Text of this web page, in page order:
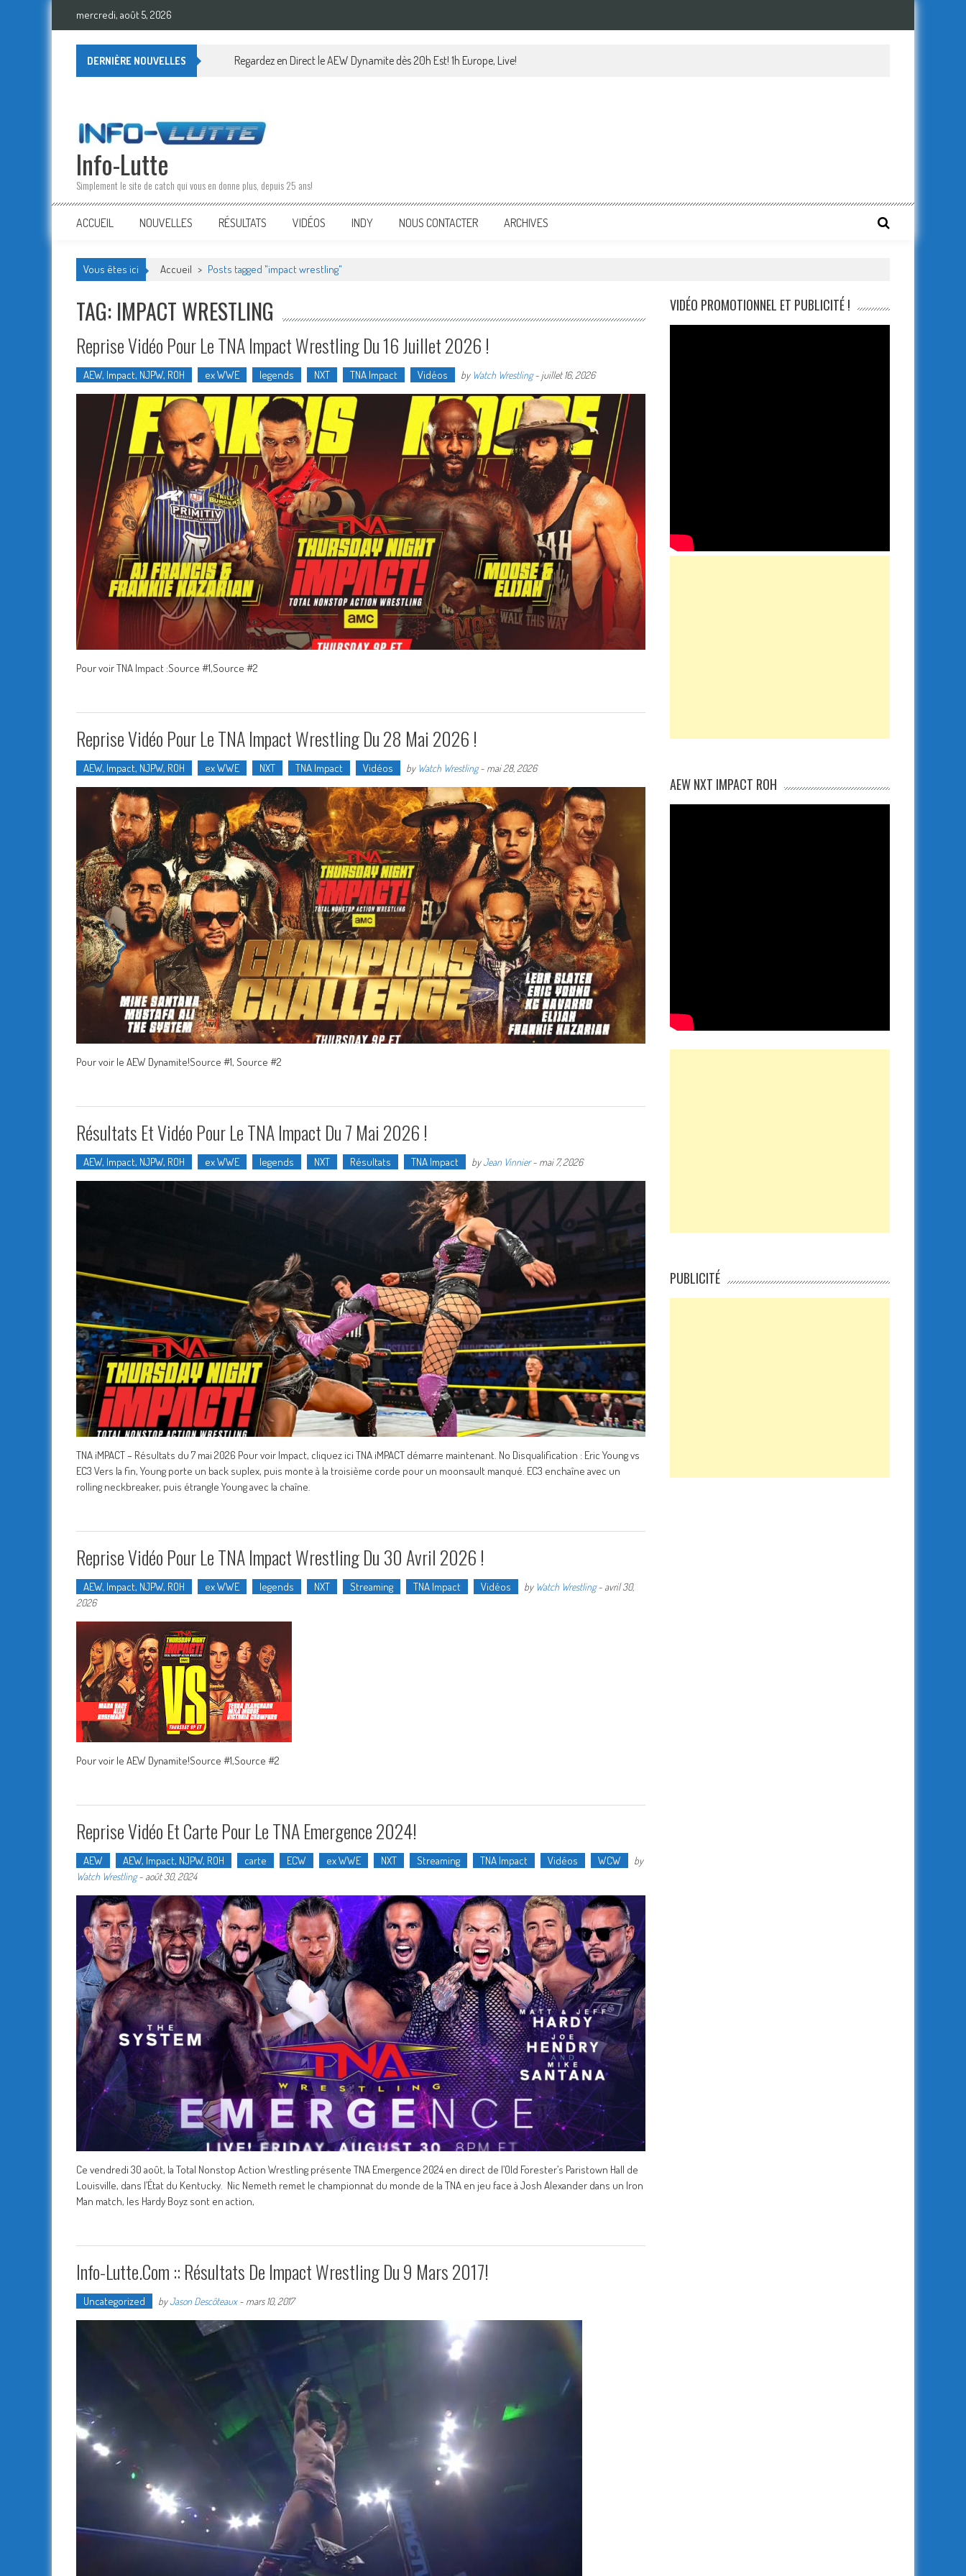
Skip
mercredi, août 5, 2026
DERNIÈRE NOUVELLES Regardez en Direct le AEW Dynamite dès 20h Est! 1h Europe, Live!
Info-Lutte
Simplement le site de catch qui vous en donne plus, depuis 25 ans!
ACCUEIL NOUVELLES RÉSULTATS VIDÉOS INDY NOUS CONTACTER ARCHIVES
Vous êtes ici Accueil > Posts tagged "impact wrestling"
TAG: IMPACT WRESTLING
Reprise Vidéo Pour Le TNA Impact Wrestling Du 16 Juillet 2026 !
AEW, Impact, NJPW, ROH ex WWE legends NXT TNA Impact Vidéos by Watch Wrestling- juillet 16, 2026
Pour voir TNA Impact :Source #1,Source #2
Reprise Vidéo Pour Le TNA Impact Wrestling Du 28 Mai 2026 !
AEW, Impact, NJPW, ROH ex WWE NXT TNA Impact Vidéos by Watch Wrestling- mai 28, 2026
Pour voir le AEW Dynamite!Source #1, Source #2
Résultats Et Vidéo Pour Le TNA Impact Du 7 Mai 2026 !
AEW, Impact, NJPW, ROH ex WWE legends NXT Résultats TNA Impact byJean Vinnier- mai 7, 2026
TNA iMPACT – Résultats du 7 mai 2026 Pour voir Impact, cliquez ici TNA iMPACT démarre maintenant. No Disqualification : Eric Young vs
EC3 Vers la fin, Young porte un back suplex, puis monte à la troisième corde pour un moonsault manqué. EC3 enchaîne avec un
rolling neckbreaker, puis étrangle Young avec la chaîne.
Reprise Vidéo Pour Le TNA Impact Wrestling Du 30 Avril 2026 !
AEW, Impact, NJPW, ROH ex WWE legends NXT Streaming TNA Impact Vidéos by Watch Wrestling- avril 30,
2026
Pour voir le AEW Dynamite!Source #1,Source #2
Reprise Vidéo Et Carte Pour Le TNA Emergence 2024!
AEW AEW, Impact, NJPW, ROH carte ECW ex WWE NXT Streaming TNA Impact Vidéos WCW
by
Watch Wrestling- août 30, 2024
Ce vendredi 30 août, la Total Nonstop Action Wrestling présente TNA Emergence 2024 en direct de l’Old Forester’s Paristown Hall de
Louisville, dans l’État du Kentucky. Nic Nemeth remet le championnat du monde de la TNA en jeu face à Josh Alexander dans un Iron
Man match, les Hardy Boyz sont en action,
Info-Lutte.Com :: Résultats De Impact Wrestling Du 9 Mars 2017!
Uncategorized byJason Descôteaux- mars 10, 2017
VIDÉO PROMOTIONNEL ET PUBLICITÉ !
AEW NXT IMPACT ROH
PUBLICITÉ